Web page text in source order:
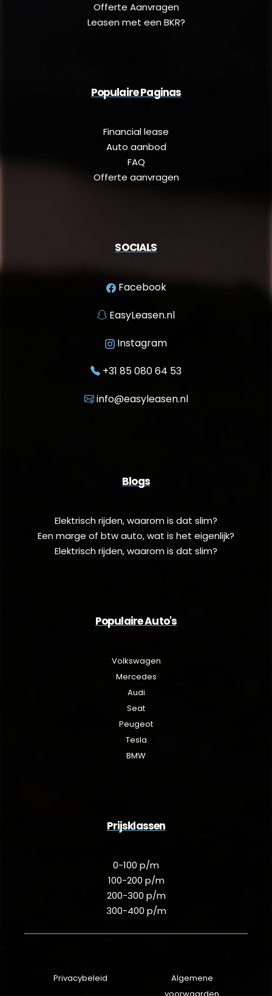
Offerte Aanvragen
Leasen met een BKR?
Populaire Paginas
Financial lease
Auto aanbod
FAQ
Offerte aanvragen
SOCIALS
Facebook
EasyLeasen.nl
Instagram
+31 85 080 64 53
info@easyleasen.nl
Blogs
Elektrisch rijden, waarom is dat slim?
Een marge of btw auto, wat is het eigenlijk?
Elektrisch rijden, waarom is dat slim?
Populaire Auto's
Volkswagen
Mercedes
Audi
Seat
Peugeot
Tesla
BMW
Prijsklassen
0-100 p/m
100-200 p/m
200-300 p/m
300-400 p/m
Privacybeleid
Algemene